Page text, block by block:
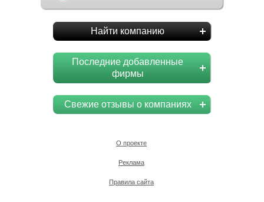
Найти компанию
Последние добавленные
фирмы
Свежие отзывы о компаниях
О проекте
Реклама
Правила сайта